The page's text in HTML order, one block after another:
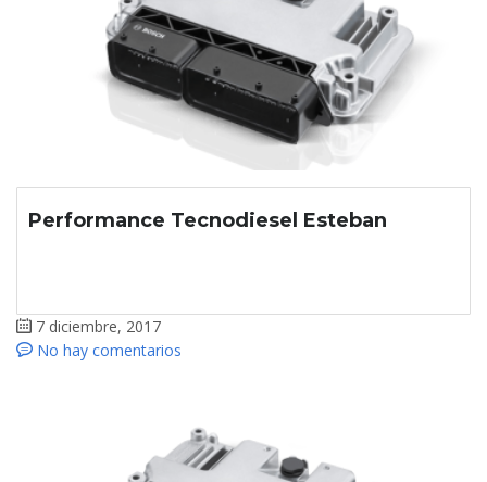
Performance Tecnodiesel Esteban
7 diciembre, 2017
No hay comentarios